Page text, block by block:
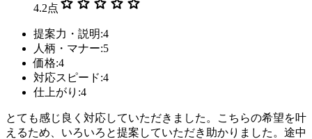
4.2点
提案力・説明:4
人柄・マナー:5
価格:4
対応スピード:4
仕上がり:4
とても感じ良く対応していただきました。こちらの希望を叶
えるため、いろいろと提案していただき助かりました。途中